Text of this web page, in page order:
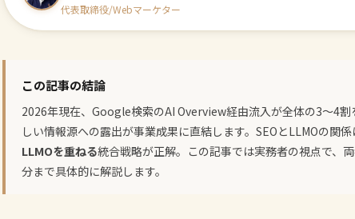
代表取締役/Webマーケター
この記事の結論
2026年現在、Google検索のAI Overview経由流入が全体の3〜4
しい情報源への露出が事業成果に直結します。SEOとLLMOの関
LLMOを重ねる統合戦略が正解。この記事では実務者の視点で、
分まで具体的に解説します。